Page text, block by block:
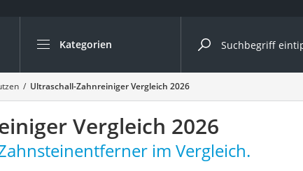
Kategorien
Die beliebtesten Vergleiche nach Kategorie
Drogerie
Inhalator
Haarschneider
Rollator
Ultraschall-Zahnreiniger Vergleich 2026
Vergleich 2026
im Vergleich.